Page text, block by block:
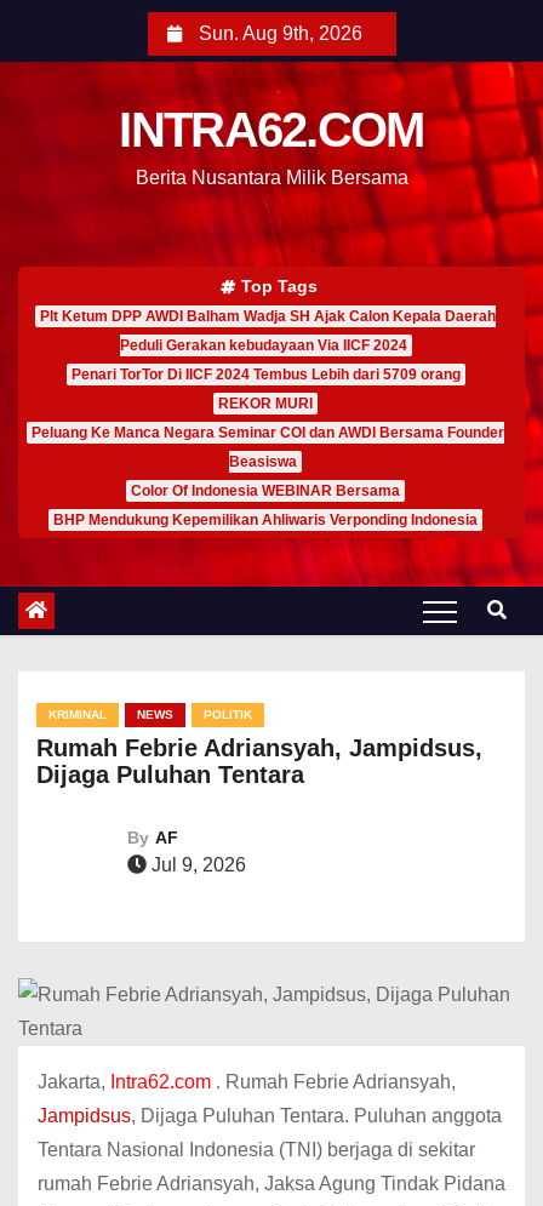
Sun. Aug 9th, 2026
INTRA62.COM
Berita Nusantara Milik Bersama
Top Tags
Plt Ketum DPP AWDI Balham Wadja SH Ajak Calon Kepala Daerah
Peduli Gerakan kebudayaan Via IICF 2024
Penari TorTor Di IICF 2024 Tembus Lebih dari 5709 orang
REKOR MURI
Peluang Ke Manca Negara Seminar COI dan AWDI Bersama Founder
Beasiswa
Color Of Indonesia WEBINAR Bersama
BHP Mendukung Kepemilikan Ahliwaris Verponding Indonesia
KRIMINAL NEWS POLITIK
Rumah Febrie Adriansyah, Jampidsus,
Dijaga Puluhan Tentara
By AF
Jul 9, 2026
Jakarta, Intra62.com . Rumah Febrie Adriansyah,
Jampidsus, Dijaga Puluhan Tentara. Puluhan anggota
Tentara Nasional Indonesia (TNI) berjaga di sekitar
rumah Febrie Adriansyah, Jaksa Agung Tindak Pidana